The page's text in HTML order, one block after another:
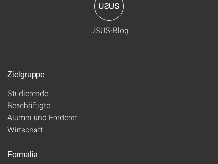
USUS-Blog
Zielgruppe
Studierende
Beschäftigte
Alumni und Förderer
Wirtschaft
Formalia